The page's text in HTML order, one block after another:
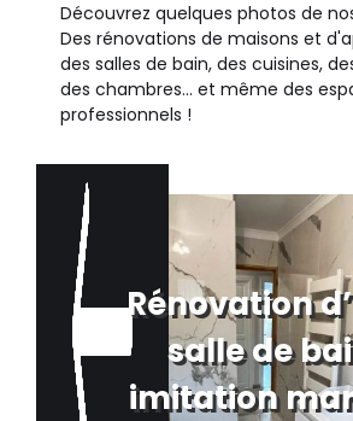
Découvrez quelques photos de
Des rénovations de maisons et
des salles de bain, des cuisines,
des chambres... et même des
professionnels !
Rénovation
salle de
imitation